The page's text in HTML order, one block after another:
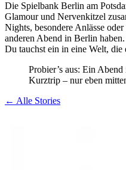
Die Spielbank Berlin am
Glamour und Nervenkitzel
Nights, besondere Anlässe
anderen Abend in Berlin
Du tauchst ein in eine Welt, die
Probier’s aus: Ein
Kurztrip – nur eben
← Alle Stories